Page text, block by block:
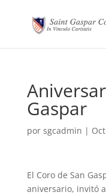
Gaspar
por sgcadmin |
El Coro de San
aniversario, invitó